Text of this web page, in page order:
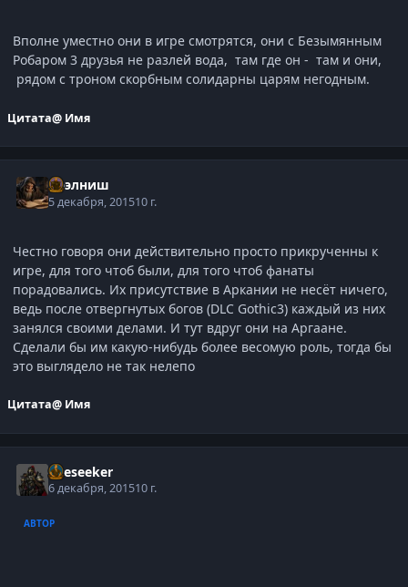
Вполне уместно они в игре смотрятся, они с Безымянным
Робаром 3 друзья не разлей вода, там где он - там и они,
рядом с троном скорбным солидарны царям негодным.
Цитата@ Имя
Нээлниш
5 декабря, 201510 г.
Честно говоря они действительно просто прикрученны к
игре, для того чтоб были, для того чтоб фанаты
порадовались. Их присутствие в Аркании не несёт ничего,
ведь после отвергнутых богов (DLC Gothic3) каждый из них
занялся своими делами. И тут вдруг они на Аргаане.
Сделали бы им какую-нибудь более весомую роль, тогда бы
это выглядело не так нелепо
Цитата@ Имя
Oreseeker
6 декабря, 201510 г.
АВТОР